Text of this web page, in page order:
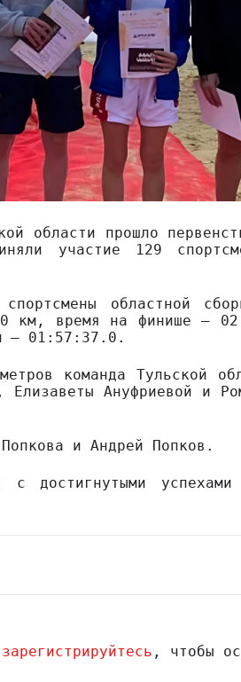
области прошло
участие 129
областной
км, время на финише —
— 01:57:37.0.
команда Тульской
Елизаветы Ануфриевой и
и Андрей Попков.
с достигнутыми
зарегистрируйтесь , чтобы